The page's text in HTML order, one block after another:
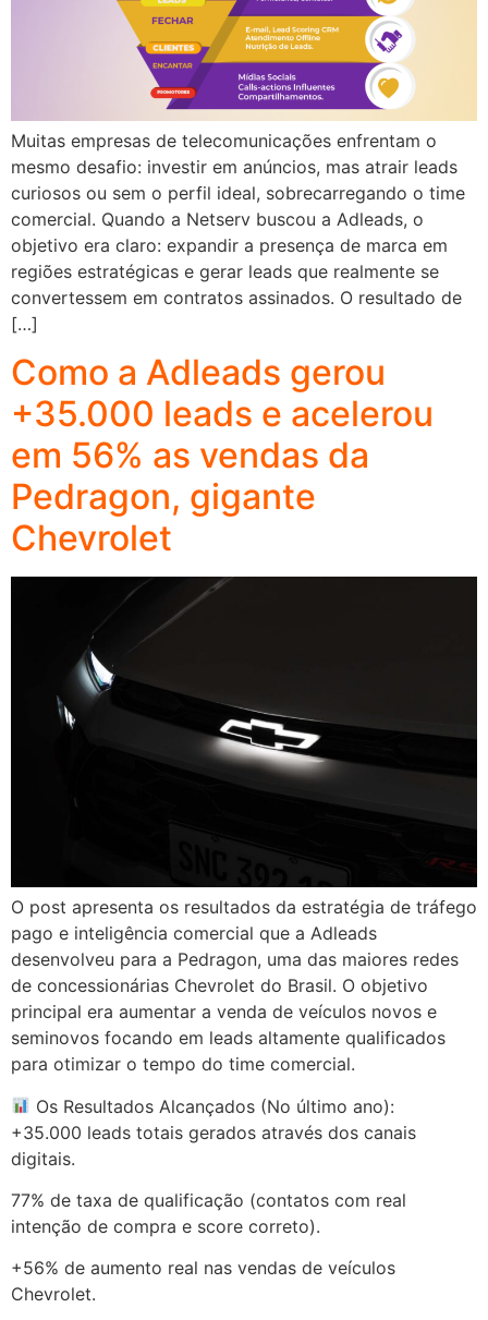
Muitas empresas de telecomunicações enfrentam o
mesmo desafio: investir em anúncios, mas atrair leads
curiosos ou sem o perfil ideal, sobrecarregando o time
comercial. Quando a Netserv buscou a Adleads, o
objetivo era claro: expandir a presença de marca em
regiões estratégicas e gerar leads que realmente se
convertessem em contratos assinados. O resultado de
[…]
Como a Adleads gerou
+35.000 leads e acelerou
em 56% as vendas da
Pedragon, gigante
Chevrolet
O post apresenta os resultados da estratégia de tráfego
pago e inteligência comercial que a Adleads
desenvolveu para a Pedragon, uma das maiores redes
de concessionárias Chevrolet do Brasil. O objetivo
principal era aumentar a venda de veículos novos e
seminovos focando em leads altamente qualificados
para otimizar o tempo do time comercial.
Os Resultados Alcançados (No último ano):
+35.000 leads totais gerados através dos canais
digitais.
77% de taxa de qualificação (contatos com real
intenção de compra e score correto).
+56% de aumento real nas vendas de veículos
Chevrolet.